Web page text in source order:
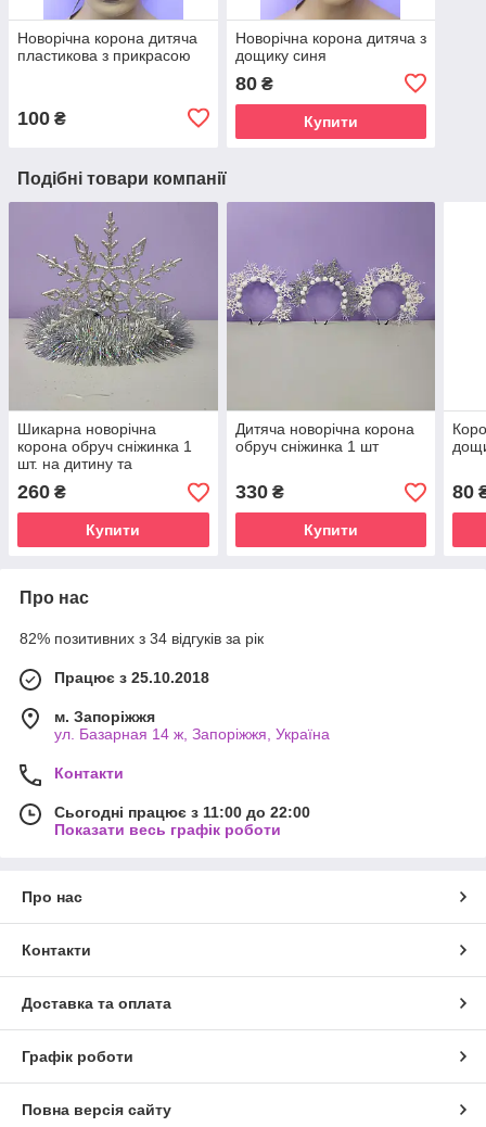
Новорічна корона дитяча
пластикова з прикрасою
100 ₴
Новорічна корона дитяча з
дощику синя
80₴
Купити
Подібні товари компанії
Шикарна новорічна
корона обруч сніжинка 1
шт. на дитину та
дорослого
260 ₴
Купити
Дитяча новорічна корона
обруч сніжинка 1 шт
330₴
Купити
80
Про нас
82% позитивних з 34 відгуків за рік
Працює з 25.10.2018
м. Запоріжжя
ул. Базарная 14 ж, Запоріжжя, Україна
Контакти
Сьогодні працює з 11:00 до 22:00
Показати весь графік роботи
Про нас
Контакти
Доставка та оплата
Графік роботи
Повна версія сайту